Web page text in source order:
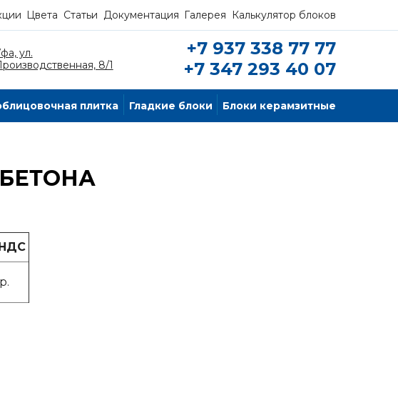
Цвета Статьи Документация Галерея Калькулятор блоков
ул.
8/1
+7 937 338 77 77
+7 347 293 40 07
плитка Гладкие блоки Блоки керамзитные